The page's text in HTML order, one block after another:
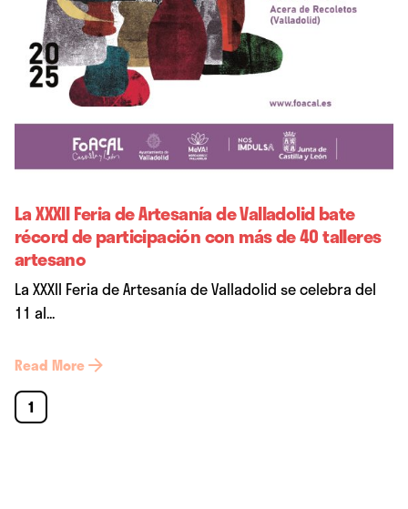
La XXXII Feria de Artesanía de Valladolid bate
récord de participación con más de 40 talleres
artesano
La XXXII Feria de Artesanía de Valladolid se celebra del
11 al...
Read More
1